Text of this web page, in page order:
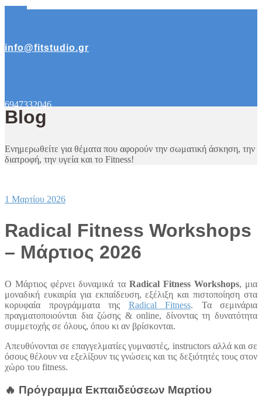
info@fitstudio.gr
6947332046
Blog
Ενημερωθείτε για θέματα που αφορούν την σωματική άσκηση, την
διατροφή, την υγεία και το Fitness!
1 Μαρτίου 2026
Radical Fitness Workshops
– Μάρτιος 2026
Ο Μάρτιος φέρνει δυναμικά τα Radical Fitness Workshops, μια
μοναδική ευκαιρία για εκπαίδευση, εξέλιξη και πιστοποίηση στα
κορυφαία προγράμματα της Radical Fitness. Τα σεμινάρια
πραγματοποιούνται δια ζώσης & online, δίνοντας τη δυνατότητα
συμμετοχής σε όλους, όπου κι αν βρίσκονται.
Απευθύνονται σε επαγγελματίες γυμναστές, instructors αλλά και σε
όσους θέλουν να εξελίξουν τις γνώσεις και τις δεξιότητές τους στον
χώρο του fitness.
🔥 Πρόγραμμα Εκπαιδεύσεων Μαρτίου